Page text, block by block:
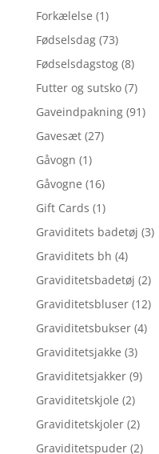
Forkælelse (1)
Fødselsdag (73)
Fødselsdagstog (8)
Futter og sutsko (7)
Gaveindpakning (91)
Gavesæt (27)
Gåvogn (1)
Gåvogne (16)
Gift Cards (1)
Graviditets badetøj (3)
Graviditets bh (4)
Graviditetsbadetøj (2)
Graviditetsbluser (12)
Graviditetsbukser (4)
Graviditetsjakke (3)
Graviditetsjakker (9)
Graviditetskjole (2)
Graviditetskjoler (2)
Graviditetspuder (2)